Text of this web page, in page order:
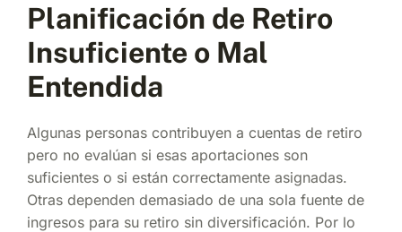
Planificación de Retiro
Insuficiente o Mal
Entendida
Algunas personas contribuyen a cuentas de retiro
pero no evalúan si esas aportaciones son
suficientes o si están correctamente asignadas.
Otras dependen demasiado de una sola fuente de
ingresos para su retiro sin diversificación. Por lo